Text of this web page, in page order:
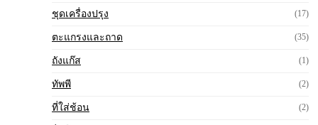
ชุดเครื่องปรุง (17)
ตะแกรงและถาด (35)
ถังแก๊ส (1)
ทัพพี (2)
ที่ใส่ช้อน (2)